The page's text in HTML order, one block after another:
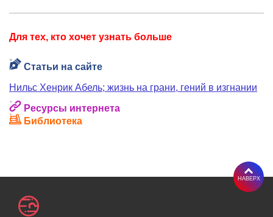
Для тех, кто хочет узнать больше
Статьи на сайте
Нильс Хенрик Абель; жизнь на грани, гений в изгнании
Ресурсы интернета
Библиотека
НАВЕРХ